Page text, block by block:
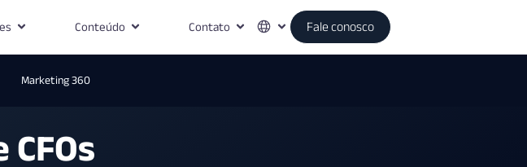
Conteúdo Contato Fale conosco
Marketing 360